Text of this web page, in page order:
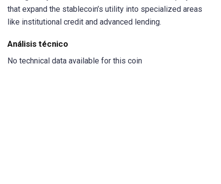
that expand the stablecoin’s utility into specialized areas
like institutional credit and advanced lending.
Análisis técnico
No technical data available for this coin